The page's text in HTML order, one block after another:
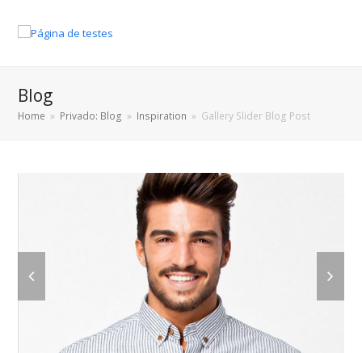
Blog
Home » Privado: Blog » Inspiration » Gallery Slider Blog Post